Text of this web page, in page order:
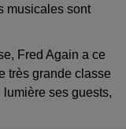
musicales sont
Fred Again a ce
très grande classe
ses guests,